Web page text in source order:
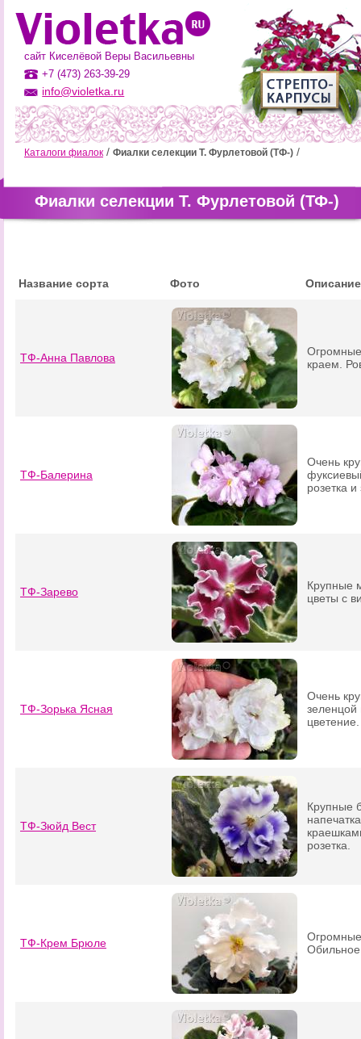
сайт Киселёвой Веры Васильевны
+7 (473) 263-39-29
info@violetka.ru
Каталоги фиалок Фиалки селекции Т. Фурлетовой (ТФ-)
Фиалки селекции Т. Фурлетовой (ТФ-)
Название сорта Фото Описание
ТФ-Анна Павлова
краем.
ТФ-Балерина
Очень
розетка
ТФ-Зарево
Крупные
цветы с
ТФ-Зорька Ясная
Очень
зеленцой
ТФ-Зюйд Вест
Крупные
розетка.
ТФ-Крем Брюле
Обильное